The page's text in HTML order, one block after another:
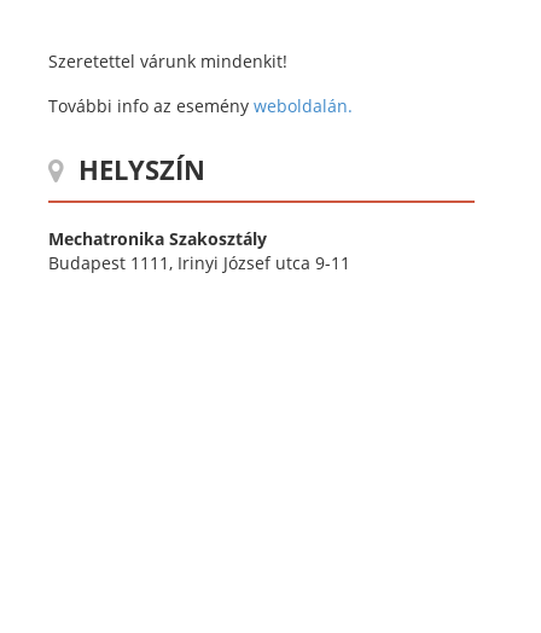
Szeretettel várunk mindenkit!
További info az esemény weboldalán.
HELYSZÍN
Mechatronika Szakosztály
Budapest 1111, Irinyi József utca 9-11